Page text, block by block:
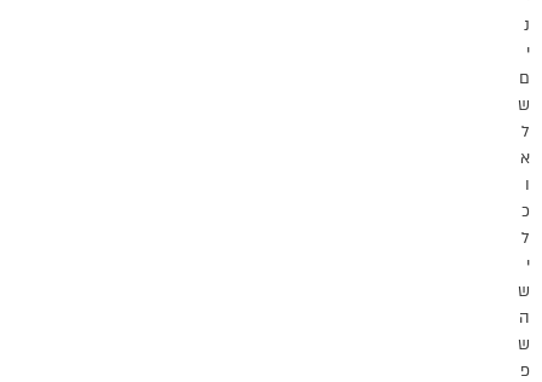
נ
י
ם
ש
ל
א
ו
כ
ל
י
ש
ה
ש
פ